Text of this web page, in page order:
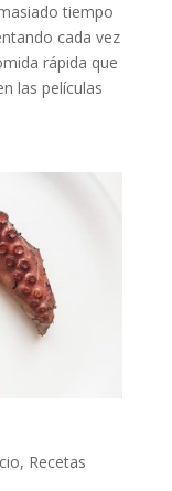
tiempo
cada vez
rápida que
las películas
, Recetas